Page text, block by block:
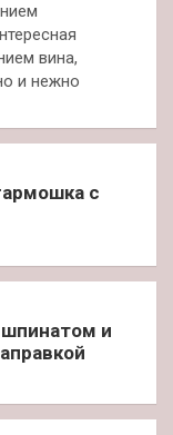
вина,
и нежно
с
и